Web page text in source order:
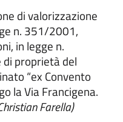
di valorizzazione
n. 351/2001,
in legge n.
proprietà del
“ex Convento
la Via Francigena.
Farella)